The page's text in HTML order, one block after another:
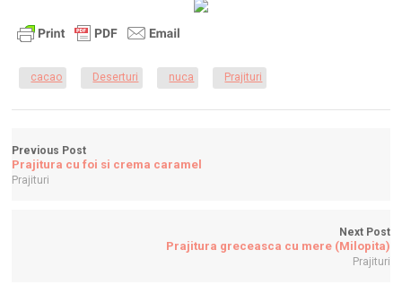
cacao Deserturi nuca Prajituri
Previous Post
Prajitura cu foi si crema caramel
Prajituri
Next Post
Prajitura greceasca cu mere (Milopita)
Prajituri